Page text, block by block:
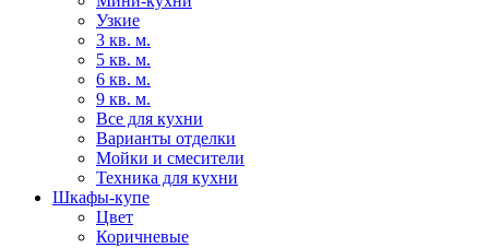
Узкие
3 кв. м.
5 кв. м.
6 кв. м.
9 кв. м.
Все для кухни
Варианты отделки
Мойки и смесители
Техника для кухни
Шкафы-купе
Цвет
Коричневые